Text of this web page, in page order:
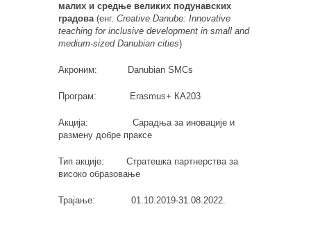
малих и средње великих подунавских
градова(енг. Creative Danube: Innovative
teaching for inclusive development in small and
medium-sized Danubian cities)
Акроним: Danubian SMCs
Програм: Erasmus+ КА203
Акција: Сарадња за иновације и
размену добре праксе
Тип акције: Стратешка партнерства за
високо образовање
Трајање: 01.10.2019-31.08.2022.